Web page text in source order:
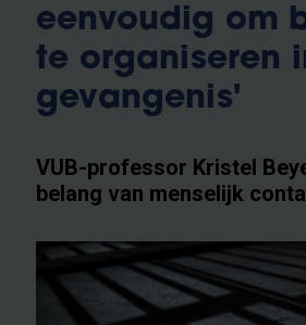
eenvoudig om
te organiseren
gevangenis'
VUB-professor Kristel
belang van menselijk